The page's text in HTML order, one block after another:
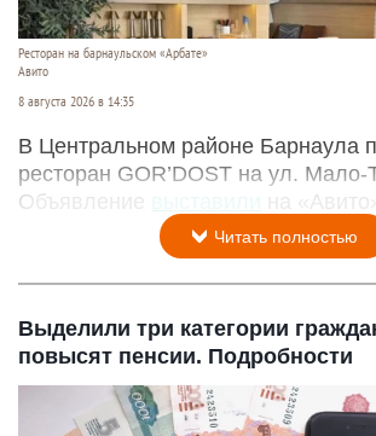
Ресторан на барнаульском «Арбате»
Авито
8 августа 2026 в 14:35
В Центральном районе Барнаула
ресторан GOR’DOST на ул. Мало-
Объявление
на «Авито».
Читать полностью
Выделили три категории
повысят пенсии. Подробности